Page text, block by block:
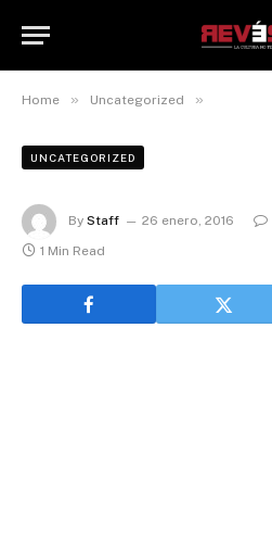
Home » Uncategorized »
UNCATEGORIZED
By Staff 26 enero, 2016
1 Min Read